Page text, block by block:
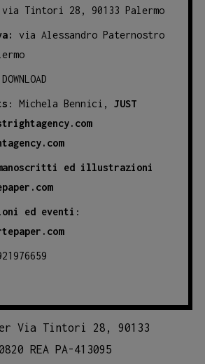
via Tintori 28, 90133 Palermo
via Alessandro Paternostro
DOWNLOAD
: Michela Bennici, JUST
ed illustrazioni
ed eventi :
Via Tintori 28, 90133
REA PA-413095